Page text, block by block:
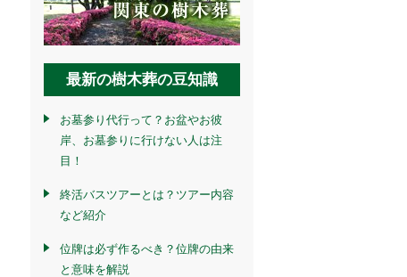
最新の樹木葬の豆知識
お墓参り代行って？お盆やお彼
岸、お墓参りに行けない人は注
目！
終活バスツアーとは？ツアー内容
など紹介
位牌は必ず作るべき？位牌の由来
と意味を解説